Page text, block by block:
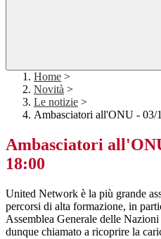
Home >
Novità >
Le notizie >
Ambasciatori all'ONU - 03/
Ambasciatori
18:00
United Network è la più grande
percorsi di alta formazione, in
Assemblea Generale delle
dunque chiamato a ricoprire la